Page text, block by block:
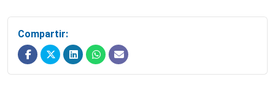
Compartir: